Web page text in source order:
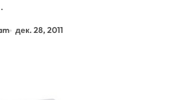
дек. 28, 2011